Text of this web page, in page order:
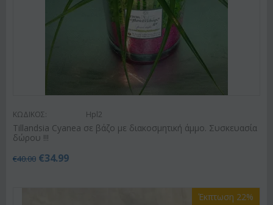
ΚΩΔΙΚΟΣ: Hpl2
Tillandsia Cyanea σε βάζο με διακοσμητική άμμο. Συσκευασία
δώρου !!!
€40.00 €34.99
Έκπτωση 22%